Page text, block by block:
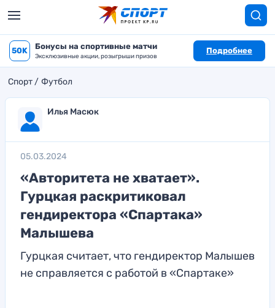
50K Бонусы на спортивные матчи
Эксклюзивные акции, розыгрыши призов
Подробнее
Спорт Футбол
Илья Масюк
05.03.2024
«Авторитета не хватает».
Гурцкая раскритиковал
гендиректора «Спартака»
Малышева
Гурцкая считает, что гендиректор Малышев
не справляется с работой в «Спартаке»